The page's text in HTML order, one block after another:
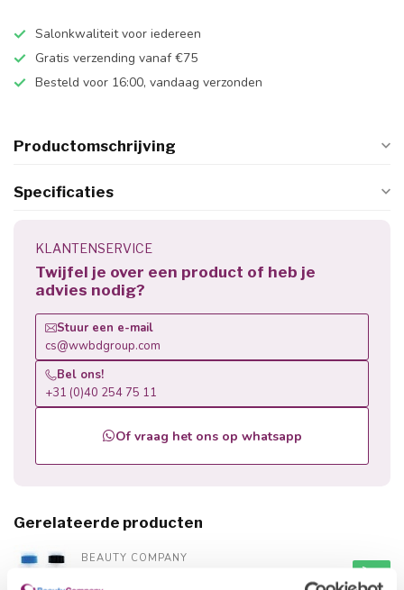
Salonkwaliteit voor iedereen
Gratis verzending vanaf €75
Besteld voor 16:00, vandaag verzonden
Productomschrijving
Specificaties
KLANTENSERVICE
Twijfel je over een product of heb je
advies nodig?
Stuur een e-mail
cs@wwbdgroup.com
Bel ons!
+31 (0)40 254 75 11
Of vraag het ons op whatsapp
Gerelateerde producten
BEAUTY COMPANY